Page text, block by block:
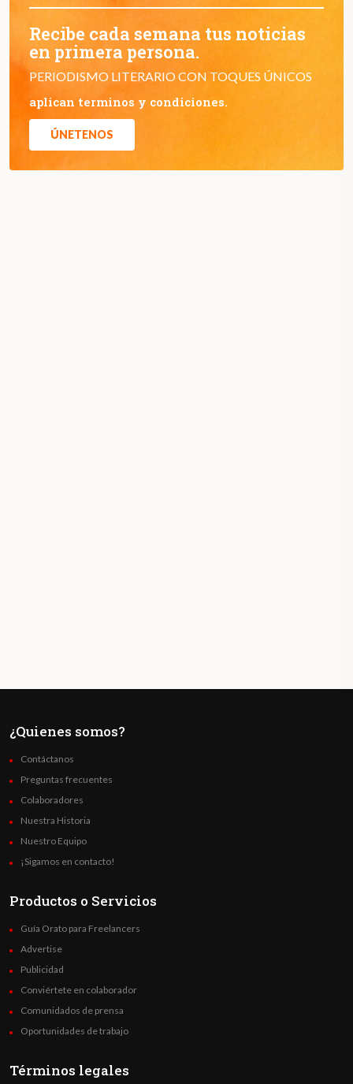
Recibe cada semana tus noticias
en primera persona.
PERIODISMO LITERARIO CON TOQUES ÚNICOS
aplican terminos y condiciones.
ÚNETENOS
¿Quienes somos?
Contáctanos
Preguntas frecuentes
Colaboradores
Nuestra Historia
Nuestro Equipo
¡Sigamos en contacto!
Productos o Servicios
Guía Orato para Freelancers
Advertise
Publicidad
Conviértete en colaborador
Comunidados de prensa
Oportunidades de trabajo
Términos legales